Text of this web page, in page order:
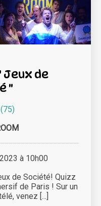
Jeux de
"
à 10h00
de Société! Quizz
de Paris ! Sur un
venez [...]